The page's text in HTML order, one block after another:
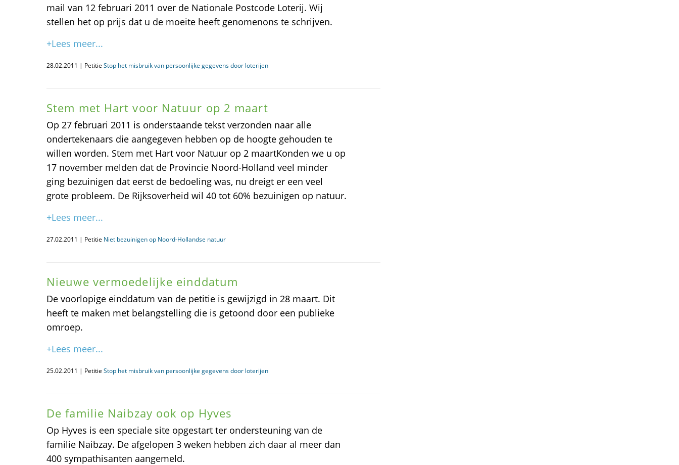
mail van 12 februari 2011 over de Nationale Postcode Loterij. Wij
stellen het op prijs dat u de moeite heeft genomenons te schrijven.
+Lees meer...
28.02.2011 | Petitie Stop het misbruik van persoonlijke gegevens door loterijen
Stem met Hart voor Natuur op 2 maart
Op 27 februari 2011 is onderstaande tekst verzonden naar alle
ondertekenaars die aangegeven hebben op de hoogte gehouden te
willen worden. Stem met Hart voor Natuur op 2 maartKonden we u op
17 november melden dat de Provincie Noord-Holland veel minder
ging bezuinigen dat eerst de bedoeling was, nu dreigt er een veel
grote probleem. De Rijksoverheid wil 40 tot 60% bezuinigen op natuur.
+Lees meer...
27.02.2011 | Petitie Niet bezuinigen op Noord-Hollandse natuur
Nieuwe vermoedelijke einddatum
De voorlopige einddatum van de petitie is gewijzigd in 28 maart. Dit
heeft te maken met belangstelling die is getoond door een publieke
omroep.
+Lees meer...
25.02.2011 | Petitie Stop het misbruik van persoonlijke gegevens door loterijen
De familie Naibzay ook op Hyves
Op Hyves is een speciale site opgestart ter ondersteuning van de
familie Naibzay. De afgelopen 3 weken hebben zich daar al meer dan
400 sympathisanten aangemeld.